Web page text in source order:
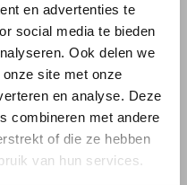
en advertenties te
social media te bieden
Ook delen we
site met onze
en analyse. Deze
combineren met andere
of die ze hebben
van hun services.